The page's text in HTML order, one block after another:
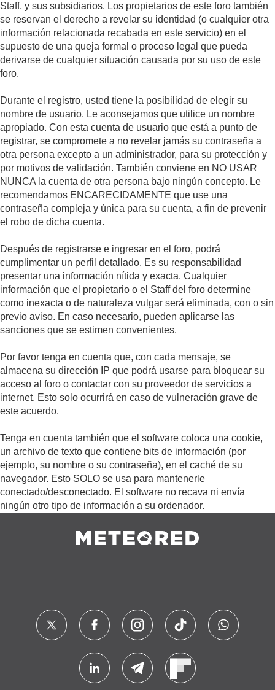
Staff, y sus subsidiarios. Los propietarios de este foro también
se reservan el derecho a revelar su identidad (o cualquier otra
información relacionada recabada en este servicio) en el
supuesto de una queja formal o proceso legal que pueda
derivarse de cualquier situación causada por su uso de este
foro.
Durante el registro, usted tiene la posibilidad de elegir su
nombre de usuario. Le aconsejamos que utilice un nombre
apropiado. Con esta cuenta de usuario que está a punto de
registrar, se compromete a no revelar jamás su contraseña a
otra persona excepto a un administrador, para su protección y
por motivos de validación. También conviene en NO USAR
NUNCA la cuenta de otra persona bajo ningún concepto. Le
recomendamos ENCARECIDAMENTE que use una
contraseña compleja y única para su cuenta, a fin de prevenir
el robo de dicha cuenta.
Después de registrarse e ingresar en el foro, podrá
cumplimentar un perfil detallado. Es su responsabilidad
presentar una información nítida y exacta. Cualquier
información que el propietario o el Staff del foro determine
como inexacta o de naturaleza vulgar será eliminada, con o sin
previo aviso. En caso necesario, pueden aplicarse las
sanciones que se estimen convenientes.
Por favor tenga en cuenta que, con cada mensaje, se
almacena su dirección IP que podrá usarse para bloquear su
acceso al foro o contactar con su proveedor de servicios a
internet. Esto solo ocurrirá en caso de vulneración grave de
este acuerdo.
Tenga en cuenta también que el software coloca una cookie,
un archivo de texto que contiene bits de información (por
ejemplo, su nombre o su contraseña), en el caché de su
navegador. Esto SOLO se usa para mantenerle
conectado/desconectado. El software no recava ni envía
ningún otro tipo de información a su ordenador.